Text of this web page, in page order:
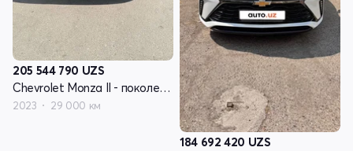
205 544 790 UZS
Chevrolet Monza II - поколение рестайлинг
2023 29 000 км
184 692 420 UZS